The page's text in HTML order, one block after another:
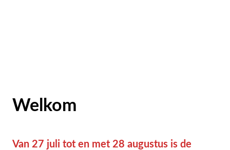
Welkom
Van 27 juli tot en met 28 augustus is de